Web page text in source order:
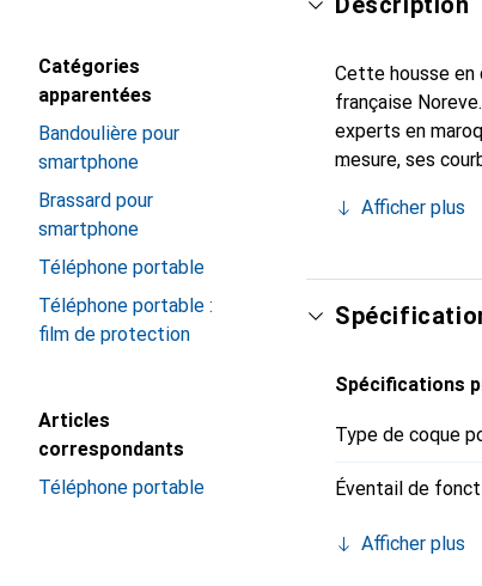
Catégories
apparentées
Bandoulière pour
smartphone
Brassard pour
smartphone
Téléphone portable
Téléphone portable :
film de protection
Articles
correspondants
Téléphone portable
Cette housse en
française
experts en
mesure, ses
marque Noreve
Afficher plus
Spécifications
Type de coque
Éventail de
Afficher plus